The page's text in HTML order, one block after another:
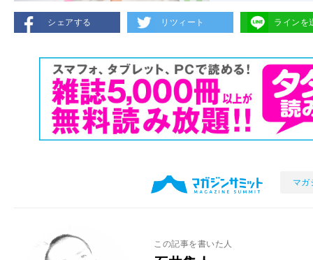
シェアする リツィート ラインを
マガ
この記事を書いた人